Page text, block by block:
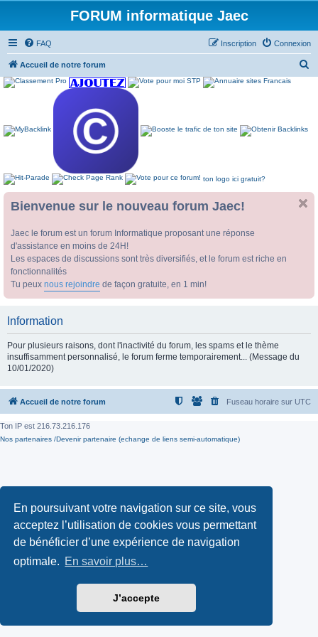
En poursuivant votre navigation sur ce site, vous
acceptez l’utilisation de cookies vous permettant
de bénéficier d’une expérience de navigation
optimale. En savoir plus…
J’accepte
FORUM informatique Jaec
FAQ Connexion
Inscription
Accueil de notre forum
ton logo ici gratuit?
Bienvenue sur le nouveau forum Jaec!
Jaec le forum est un forum Informatique proposant une réponse
d'assistance en moins de 24H!
Les espaces de discussions sont très diversifiés, et le forum est riche en
fonctionnalités
Tu peux nous rejoindre de façon gratuite, en 1 min!
Information
Pour plusieurs raisons, dont l'inactivité du forum, les spams et le thème
insuffisamment personnalisé, le forum ferme temporairement... (Message du
10/01/2020)
Accueil de notre forum Fuseau horaire sur UTC
Ton IP est 216.73.216.176
Nos partenaires /Devenir partenaire (echange de liens semi-automatique)